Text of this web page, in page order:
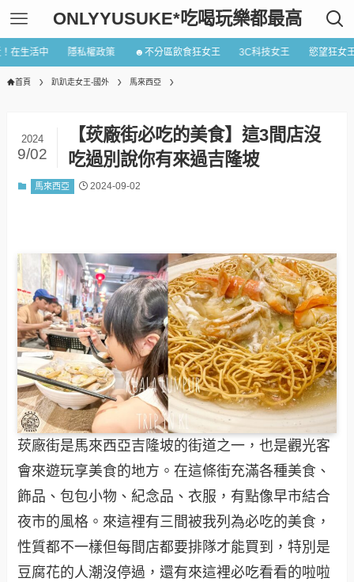
ONLYYUSUKE*吃喝玩樂都最高
在生活中 隱私權政策 ☻不分區飲食狂女王 3C科技女王 慾望狂女
首頁 趴趴走女王-國外 馬來西亞
【莰廠街必吃的美食】這3間店沒
吃過別說你有來過吉隆坡
2024
9/02
馬來西亞 2024-09-02
莰廠街是馬來西亞吉隆坡的街道之一，也是觀光客
會來遊玩享美食的地方。在這條街充滿各種美食、
飾品、包包小物、紀念品、衣服，有點像早市結合
夜市的風格。來這裡有三間被我列為必吃的美食，
性質都不一樣但每間店都要排隊才能買到，特別是
豆腐花的人潮沒停過，還有來這裡必吃看看的啦啦